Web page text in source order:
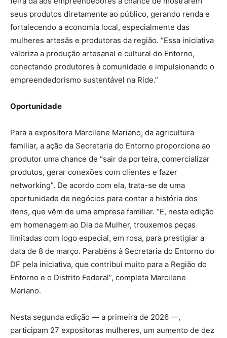
seus produtos diretamente ao público, gerando renda e
fortalecendo a economia local, especialmente das
mulheres artesãs e produtoras da região. “Essa iniciativa
valoriza a produção artesanal e cultural do Entorno,
conectando produtores à comunidade e impulsionando o
empreendedorismo sustentável na Ride.”
Oportunidade
Para a expositora Marcilene Mariano, da agricultura
familiar, a ação da Secretaria do Entorno proporciona ao
produtor uma chance de “sair da porteira, comercializar
produtos, gerar conexões com clientes e fazer
networking”. De acordo com ela, trata-se de uma
oportunidade de negócios para contar a história dos
itens, que vêm de uma empresa familiar. “E, nesta edição
em homenagem ao Dia da Mulher, trouxemos peças
limitadas com logo especial, em rosa, para prestigiar a
data de 8 de março. Parabéns à Secretaria do Entorno do
DF pela iniciativa, que contribui muito para a Região do
Entorno e o Distrito Federal”, completa Marcilene
Mariano.
Nesta segunda edição — a primeira de 2026 —,
participam 27 expositoras mulheres, um aumento de dez